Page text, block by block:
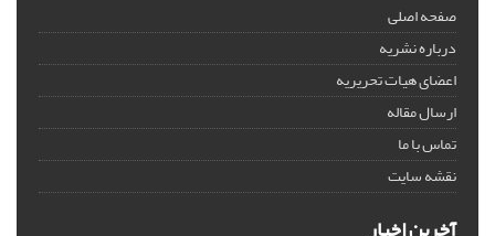
صفحه اصلی
درباره نشریه
اعضای هیات تحریریه
ارسال مقاله
تماس با ما
نقشه سایت